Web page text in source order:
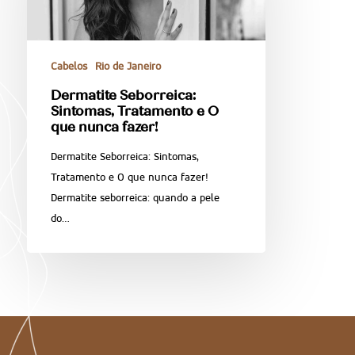
Cabelos Rio de Janeiro
Dermatite Seborreica:
Sintomas, Tratamento e O
que nunca fazer!
Dermatite Seborreica: Sintomas,
Tratamento e O que nunca fazer!
Dermatite seborreica: quando a pele
do…